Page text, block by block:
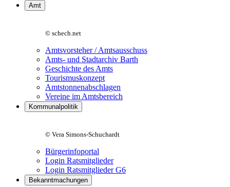
Amt
© schech.net
Amtsvorsteher / Amtsausschuss
Amts- und Stadtarchiv Barth
Geschichte des Amts
Tourismuskonzept
Amtstonnenabschlagen
Vereine im Amtsbereich
Kommunalpolitik
© Vera Simons-Schuchardt
Bürgerinfoportal
Login Ratsmitglieder
Login Ratsmitglieder G6
Bekanntmachungen